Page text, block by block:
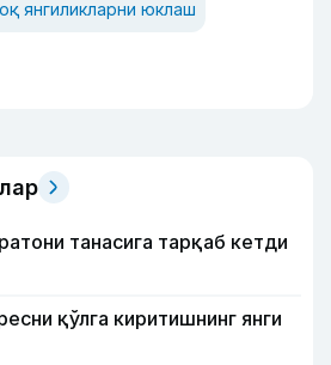
янгиликларни юклаш
танасига тарқаб кетди
қўлга киритишнинг янги